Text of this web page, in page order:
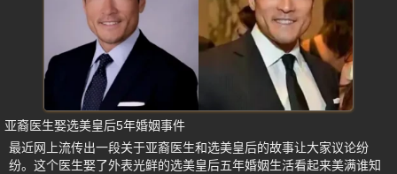
亚裔医生娶选美皇后5年婚姻事件
最近网上流传出一段关于亚裔医生和选美皇后的故事让大家议论纷
纷。这个医生娶了外表光鲜的选美皇后五年婚姻生活看起来美满谁知